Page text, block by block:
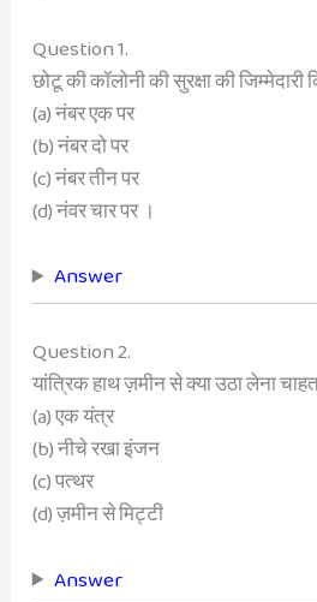
Question 1.
छोटू की कॉलोनी की सुरक्षा की जिम्मेदारी
(a) नंबर एक पर
(b) नंबर दो पर
(c) नंबर तीन पर
(d) नंवर चार पर ।
Answer
Question 2.
यांत्रिक हाथ ज़मीन से क्या उठा लेना
(a) एक यंत्र
(b) नीचे रखा इंजन
(c) पत्थर
(d) ज़मीन से मिट्टी
Answer